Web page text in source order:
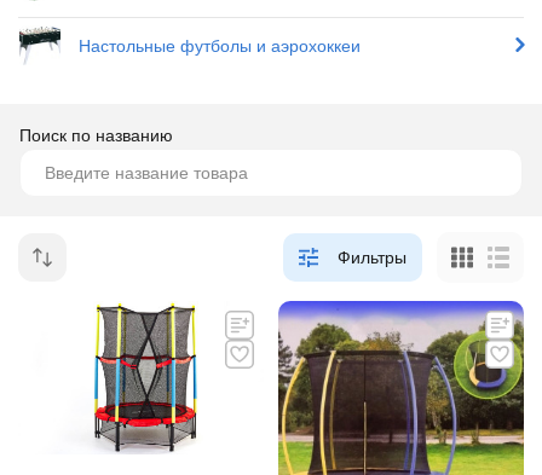
Настольные футболы и аэрохоккеи
Поиск по названию
Фильтры